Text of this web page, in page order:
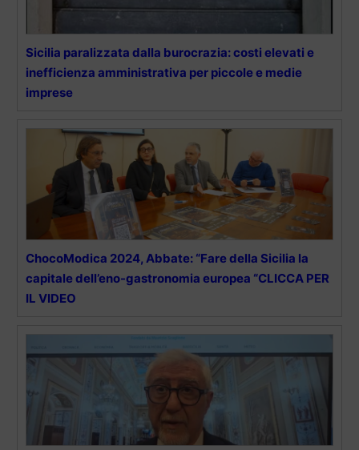
Sicilia paralizzata dalla burocrazia: costi elevati e
inefficienza amministrativa per piccole e medie
imprese
ChocoModica 2024, Abbate: “Fare della Sicilia la
capitale dell’eno-gastronomia europea “CLICCA PER
IL VIDEO